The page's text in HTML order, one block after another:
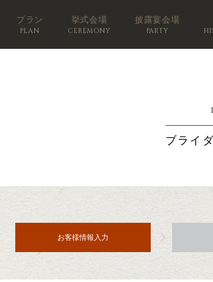
プラン
PLAN
挙式会場
CEREMONY
披露宴会場
PARTY
ブライ
お客様情報入力